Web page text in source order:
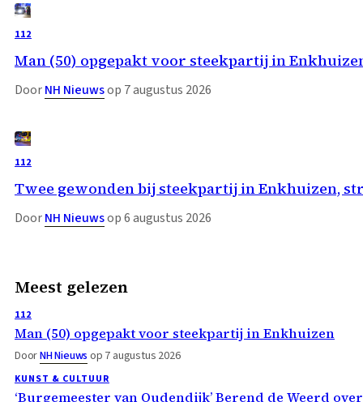
112
Man (50) opgepakt voor steekpartij in
DoorNH Nieuwsop 7 augustus 2026
112
Twee gewonden bij steekpartij in Enkhuizen,
DoorNH Nieuwsop 6 augustus 2026
Meest gelezen
112
Man (50) opgepakt voor steekpartij in Enkhuizen
DoorNH Nieuws op 7 augustus 2026
KUNST & CULTUUR
‘Burgemeester van Oudendijk’ Berend de Weerd